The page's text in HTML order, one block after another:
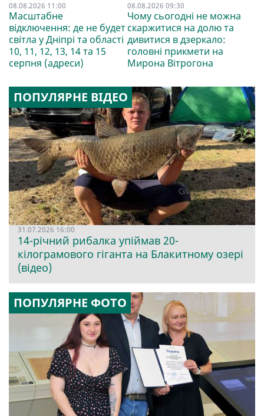
08.08.2026 11:00
Масштабне
відключення: де не будет
світла у Дніпрі та області
10, 11, 12, 13, 14 та 15
серпня (адреси)
08.08.2026 09:30
Чому сьогодні не можна
скаржитися на долю та
дивитися в дзеркало:
головні прикмети на
Мирона Вітрогона
ПОПУЛЯРНЕ ВІДЕО
31.07.2026 16:00
14-річний рибалка упіймав 20-
кілограмового гіганта на Блакитному озері
(відео)
ПОПУЛЯРНЕ ФОТО